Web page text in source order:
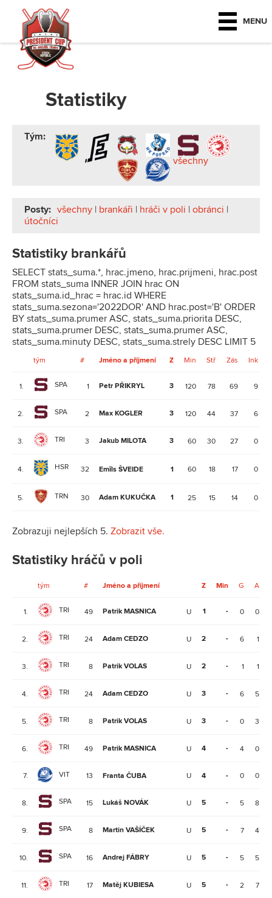
MENU
Statistiky
Tým:
všechny
Posty: všechny | brankáři | hráči v poli | obránci |
útočníci
Statistiky brankářů
SELECT stats_suma.*, hrac.jmeno, hrac.prijmeni, hrac.post
FROM stats_suma INNER JOIN hrac ON
stats_suma.id_hrac = hrac.id WHERE
stats_suma.sezona='2022DOR' AND hrac.post='B' ORDER
BY stats_suma.prumer ASC, stats_suma.priorita DESC,
stats_suma.prumer DESC, stats_suma.prumer ASC,
stats_suma.minuty DESC, stats_suma.strely DESC LIMIT 5
tým # Jméno a příjmení Z Min Stř Zás Ink
1. SPA 1 Petr PŘIKRYL 3 120 78 69 9
2. SPA 2 Max KOGLER 3 120 44 37 6
3. TRI 3 Jakub MILOTA 3 60 30 27 0
4. HSR 32 Emīls ŠVEIDE 1 60 18 17 0
5. TRN 30 Adam KUKUČKA 1 25 15 14 0
Zobrazuji nejlepších 5. Zobrazit vše.
Statistiky hráčů v poli
tým # Jméno a příjmení Z Min G A
1. TRI 49 Patrik MASNICA U 1 - 0 0
2. TRI 24 Adam CEDZO U 2 - 6 1
3. TRI 8 Patrik VOLAS U 2 - 1 1
4. TRI 24 Adam CEDZO U 3 - 6 5
5. TRI 8 Patrik VOLAS U 3 - 0 3
6. TRI 49 Patrik MASNICA U 4 - 4 0
7. VIT 13 Franta ČUBA U 4 - 0 0
8. SPA 15 Lukáš NOVÁK U 5 - 5 8
9. SPA 8 Martin VAŠÍČEK U 5 - 7 4
10. SPA 16 Andrej FÁBRY U 5 - 5 5
11. TRI 17 Matěj KUBIESA U 5 - 2 7